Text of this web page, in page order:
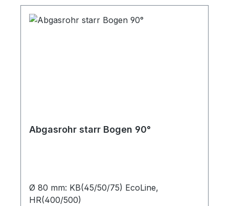
Abgasrohr starr Bogen 90°
Ø 80 mm: KB(45/50/75) EcoLine,
HR(400/500)